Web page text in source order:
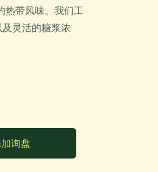
热带风味。我们工
灵活的糖浆浓
询盘